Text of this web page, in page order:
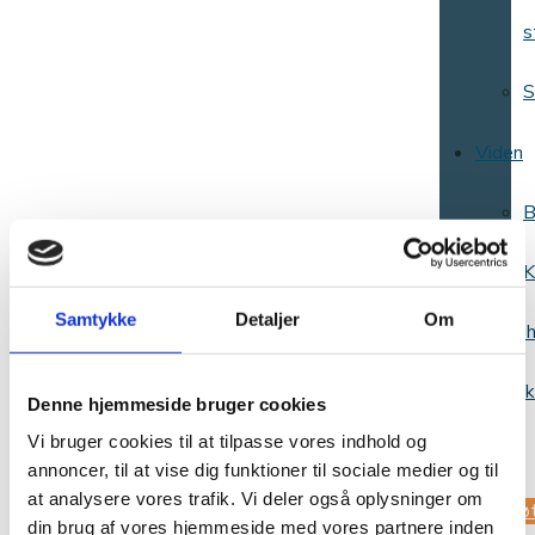
Samtykke Detaljer Om
Denne hjemmeside bruger cookies
Vi bruger cookies til at tilpasse vores indhold og
annoncer, til at vise dig funktioner til sociale medier og til
at analysere vores trafik. Vi deler også oplysninger om
din brug af vores hjemmeside med vores partnere inden
Viden